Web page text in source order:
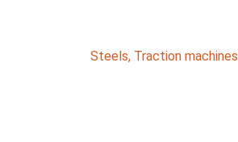
Steels, Traction machines